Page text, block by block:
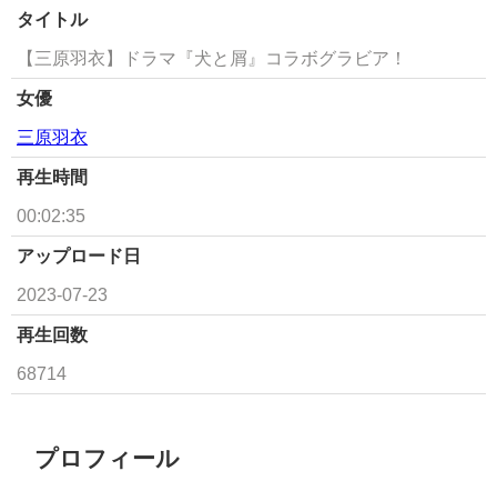
タイトル
【三原羽衣】ドラマ『犬と屑』コラボグラビア！
女優
三原羽衣
再生時間
00:02:35
アップロード日
2023-07-23
再生回数
68714
プロフィール